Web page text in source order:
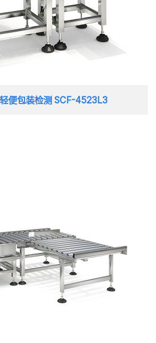
便包装检测 SCF-4523L3